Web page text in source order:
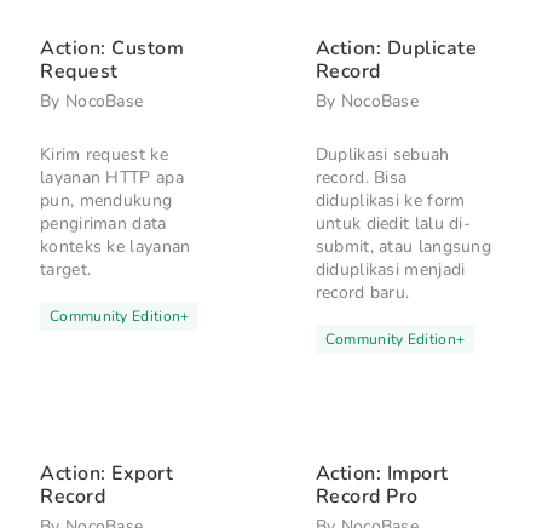
Action: Custom
Request
By NocoBase
Kirim request ke
layanan HTTP apa
pun, mendukung
pengiriman data
konteks ke layanan
target.
Community Edition+
Action: Duplicate
Record
By NocoBase
Duplikasi sebuah
record. Bisa
diduplikasi ke form
untuk diedit lalu di-
submit, atau langsung
diduplikasi menjadi
record baru.
Community Edition+
Action: Export
Record
Action: Import
Record Pro